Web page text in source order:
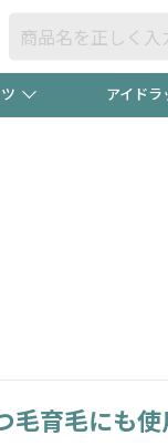
ンも不定期配信
アイドラ
毛育毛にも